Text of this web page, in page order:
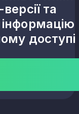
та
доступі